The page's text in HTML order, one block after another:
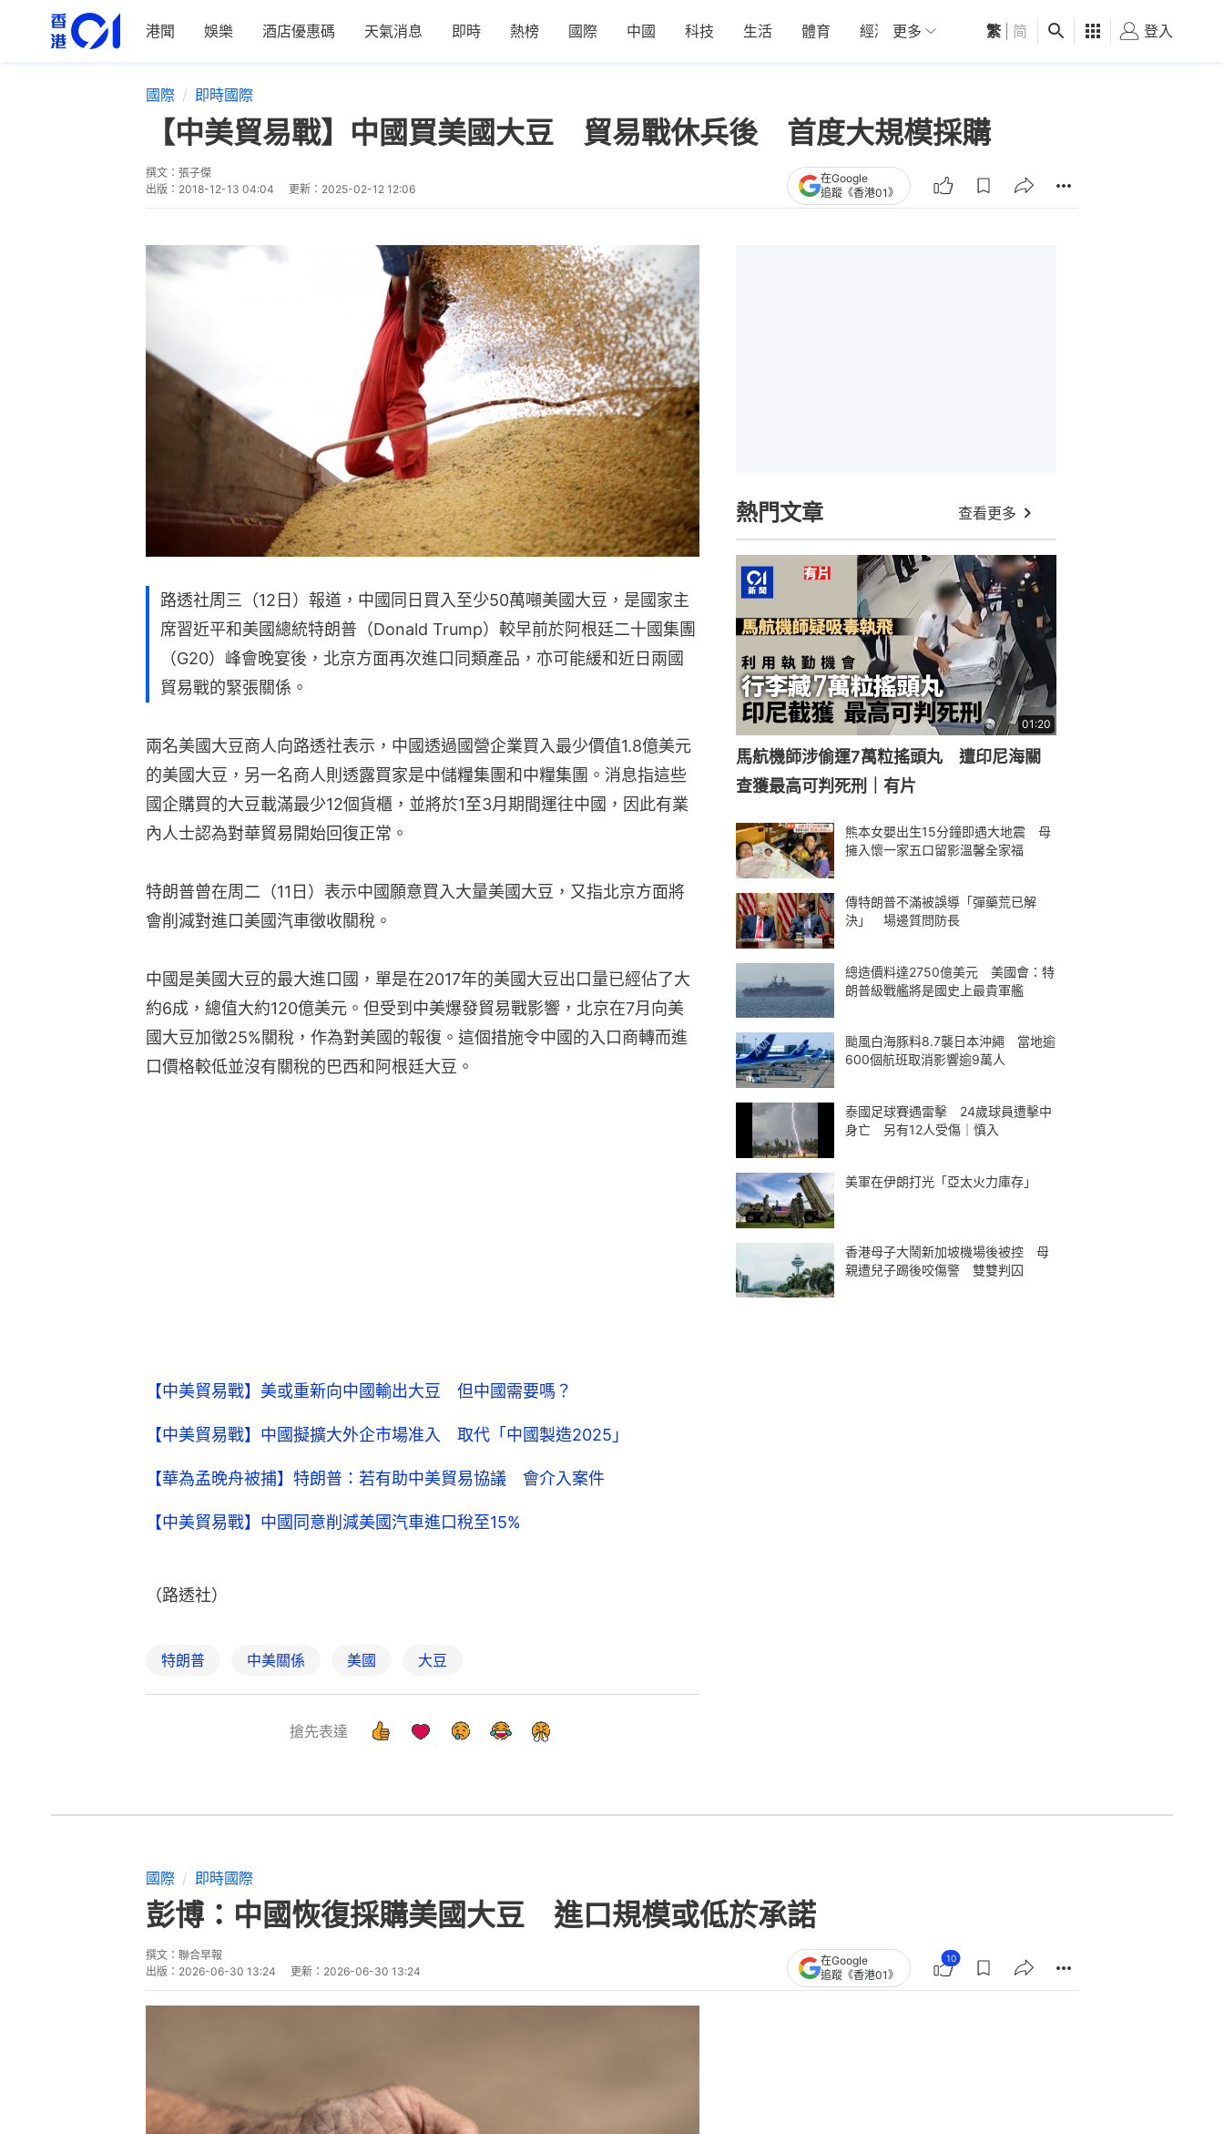
港聞 娛樂 酒店優惠碼 天氣消息 即時 熱榜 國際 中國 科技 生活 體育 經濟 01深圳 觀點 健康 好食玩飛
更多 繁 简 登入
國際 即時國際
【中美貿易戰】中國買美國大豆 貿易戰休兵後 首度大規模採購
撰文： 張子傑
出版： 2018-12-13 04:04 更新： 2025-02-12 12:06
在Google
追蹤《香港01》
路透社周三（12日）報道，中國同日買入至少50萬噸美國大豆，是國家主
席習近平和美國總統特朗普（Donald Trump）較早前於阿根廷二十國集團
（G20）峰會晚宴後，北京方面再次進口同類產品，亦可能緩和近日兩國
貿易戰的緊張關係。
兩名美國大豆商人向路透社表示，中國透過國營企業買入最少價值1.8億美元
的美國大豆，另一名商人則透露買家是中儲糧集團和中糧集團。消息指這些
國企購買的大豆載滿最少12個貨櫃，並將於1至3月期間運往中國，因此有業
內人士認為對華貿易開始回復正常。
特朗普曾在周二（11日）表示中國願意買入大量美國大豆，又指北京方面將
會削減對進口美國汽車徵收關稅。
中國是美國大豆的最大進口國，單是在2017年的美國大豆出口量已經佔了大
約6成，總值大約120億美元。但受到中美爆發貿易戰影響，北京在7月向美
國大豆加徵25%關稅，作為對美國的報復。這個措施令中國的入口商轉而進
口價格較低並沒有關稅的巴西和阿根廷大豆。
【中美貿易戰】美或重新向中國輸出大豆 但中國需要嗎？
【中美貿易戰】中國擬擴大外企市場准入 取代「中國製造2025」
【華為孟晚舟被捕】特朗普：若有助中美貿易協議 會介入案件
【中美貿易戰】中國同意削減美國汽車進口稅至15%
（路透社）
特朗普 中美關係 美國 大豆
搶先表達
熱門文章 查看更多
01:20
馬航機師涉偷運7萬粒搖頭丸 遭印尼海關
查獲最高可判死刑｜有片
熊本女嬰出生15分鐘即遇大地震 母
擁入懷一家五口留影溫馨全家福
傳特朗普不滿被誤導「彈藥荒已解
決」 場邊質問防長
總造價料達2750億美元 美國會：特
朗普級戰艦將是國史上最貴軍艦
颱風白海豚料8.7襲日本沖繩 當地逾
600個航班取消影響逾9萬人
泰國足球賽遇雷擊 24歲球員遭擊中
身亡 另有12人受傷｜慎入
美軍在伊朗打光「亞太火力庫存」
香港母子大鬧新加坡機場後被控 母
親遭兒子踢後咬傷警 雙雙判囚
國際 即時國際
彭博：中國恢復採購美國大豆 進口規模或低於承諾
撰文： 聯合早報
出版： 2026-06-30 13:24 更新： 2026-06-30 13:24
在Google
追蹤《香港01》
10